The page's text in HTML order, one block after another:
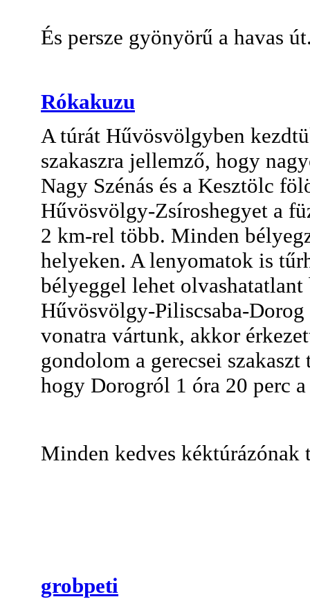
És persze gyönyörű a havas
Rókakuzu
A túrát Hűvösvölgyben
szakaszra jellemző, hogy
Nagy Szénás és a Kesztölc
Hűvösvölgy-Zsíroshegyet a
2 km-rel több. Minden
helyeken. A lenyomatok is
bélyeggel lehet
Hűvösvölgy-Piliscsaba-
vonatra vártunk, akkor
gondolom a gerecsei
hogy Dorogról 1 óra 20 perc
Minden kedves
grobpeti